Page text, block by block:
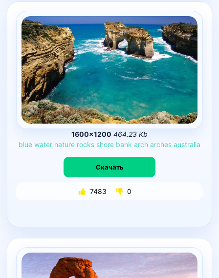
1600×1200 464.23 Kb
blue water nature rocks shore bank arch arches australia
Скачать
7483 0